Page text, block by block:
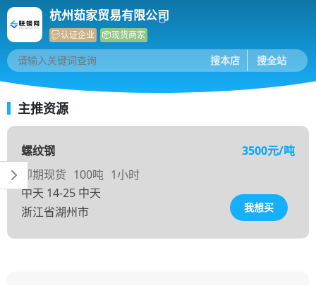
杭州茹家贸易有限公司
认证企业 现货商家
主推资源
螺纹钢 3500元/吨
我想买
即期现货 100吨 1小时
中天 14-25 中天
浙江省湖州市